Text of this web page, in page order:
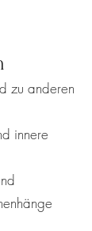
zu anderen
innere